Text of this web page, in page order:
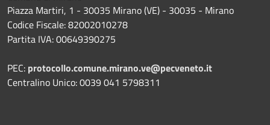
Piazza Martiri, 1 - 30035 Mirano (VE) - 30035 - Mirano
Codice Fiscale: 82002010278
Partita IVA: 00649390275
PEC: protocollo.comune.mirano.ve@pecveneto.it
Centralino Unico: 0039 041 5798311